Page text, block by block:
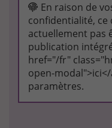
En raison de
confidentialité, ce
actuellement pas
publication
href="/fr"
open-
paramètres.